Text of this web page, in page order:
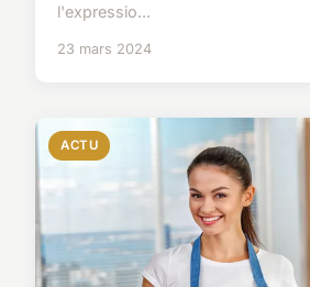
l'expressio...
23 mars 2024
ACTU